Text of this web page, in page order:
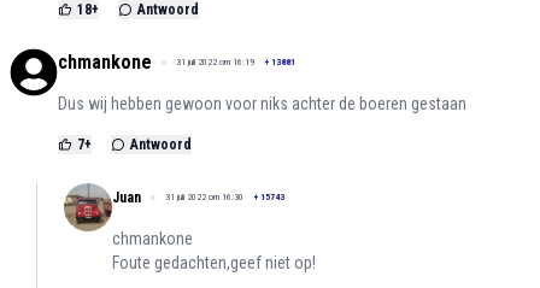
18+ Antwoord
chmankone 31 juli 2022 om 16:19 + 13881
Dus wij hebben gewoon voor niks achter de boeren gestaan
7+ Antwoord
Juan 31 juli 2022 om 16:30 + 15743
chmankone
Foute gedachten,geef niet op!